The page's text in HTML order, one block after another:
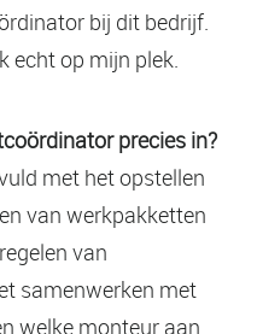
bij dit bedrijf.
echt op mijn plek.
precies in?
met het opstellen
van werkpakketten
van
samenwerken met
welke monteur aan